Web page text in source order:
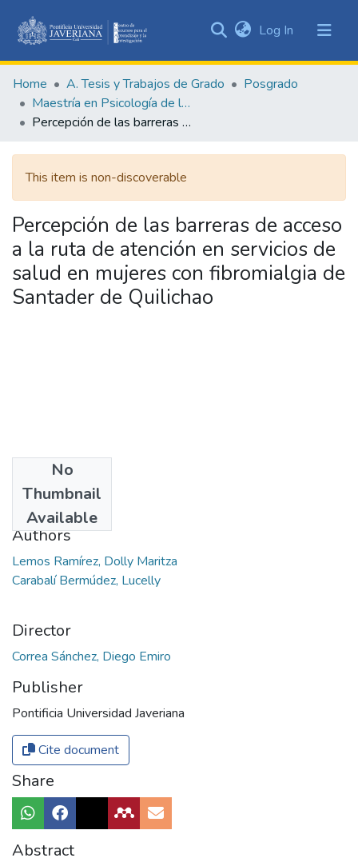
&
Collections
Statistics
Log In (current)
Home A. Tesis y Trabajos de Grado
Posgrado
Maestría en Psicología de la Salud
Percepción de las barreras de acceso a la ruta de atención en servicios de salud en mujeres con fibromialgia de Santader de Quilichao
This item is non-discoverable
Percepción de las barreras de acceso
a la ruta de atención en servicios de
salud en mujeres con fibromialgia de
Santader de Quilichao
No
Thumbnail
Available
2019
Authors
Lemos Ramírez, Dolly Maritza
Carabalí Bermúdez, Lucelly
Director
Correa Sánchez, Diego Emiro
Publisher
Pontificia Universidad Javeriana
Cite document
Share
Abstract